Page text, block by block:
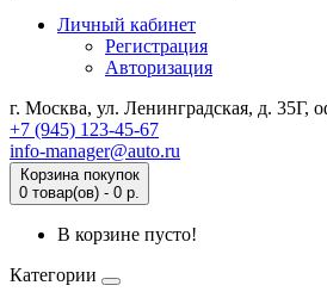
Личный кабинет
Регистрация
Авторизация
г. Москва, ул. Ленинградская, д. 35Г,
+7 (945) 123-45-67
info-manager@auto.ru
Корзина покупок
0 товар(ов) - 0 р.
В корзине пусто!
Категории